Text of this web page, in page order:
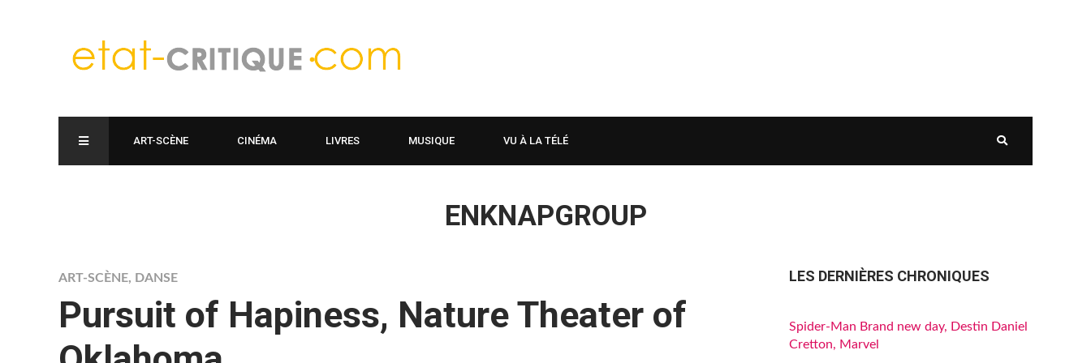
ART-SCÈNE CINÉMA LIVRES MUSIQUE VU À LA TÉLÉ
ENKNAPGROUP
ART-SCÈNE, DANSE
Pursuit of Hapiness, Nature Theater of
LES DERNIÈRES CHRONIQUES
Spider-Man Brand new day, Destin Daniel
Cretton, Marvel